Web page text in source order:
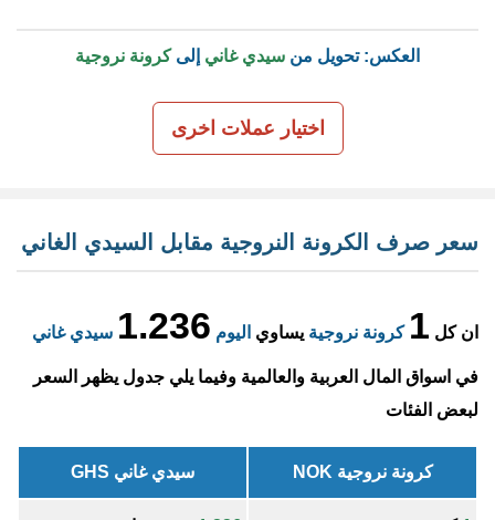
العكس: تحويل من سيدي غاني إلىكرونة نروجية
اختيار عملات اخرى
سعر صرف الكرونة النروجية مقابل السيدي الغاني
ان كل 1 كرونة نروجية يساوي اليوم 1.236 سيدي غاني
في اسواق المال العربية والعالمية وفيما يلي جدول يظهر السعر
لبعض الفئات
كرونة نروجية NOK سيدي غاني GHS